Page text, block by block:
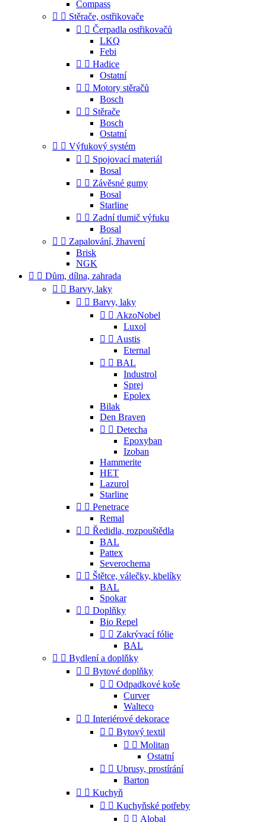
Compass
  Stěrače, ostřikovače
  Čerpadla ostřikovačů
LKQ
Febi
  Hadice
Ostatní
  Motory stěračů
Bosch
  Stěrače
Bosch
Ostatní
  Výfukový systém
  Spojovací materiál
Bosal
  Závěsné gumy
Bosal
Starline
  Zadní tlumič výfuku
Bosal
  Zapalování, žhavení
Brisk
NGK
  Dům, dílna, zahrada
  Barvy, laky
  Barvy, laky
  AkzoNobel
Luxol
  Austis
Eternal
  BAL
Industrol
Sprej
Epolex
Bilak
Den Braven
  Detecha
Epoxyban
Izoban
Hammerite
HET
Lazurol
Starline
  Penetrace
Remal
  Ředidla, rozpouštědla
BAL
Pattex
Severochema
  Štětce, válečky, kbelíky
BAL
Spokar
  Doplňky
Bio Repel
  Zakrývací fólie
BAL
  Bydlení a doplňky
  Bytové doplňky
  Odpadkové koše
Curver
Walteco
  Interiérové dekorace
  Bytový textil
  Molitan
Ostatní
  Ubrusy, prostírání
Barton
  Kuchyň
  Kuchyňské potřeby
  Alobal